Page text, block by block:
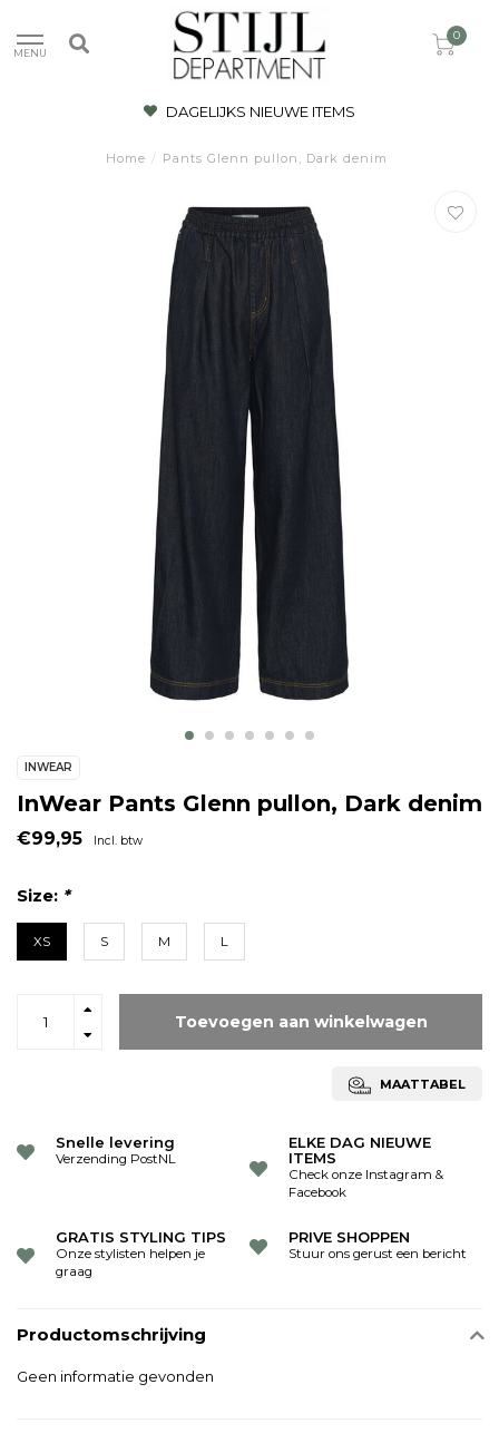
MENU
0
DAGELIJKS NIEUWE ITEMS
Home / Pants Glenn pullon, Dark denim
INWEAR
InWear Pants Glenn pullon, Dark denim
€99,95 Incl. btw
Size: *
XS S M L
Toevoegen aan winkelwagen
MAATTABEL
Snelle levering
Verzending PostNL
ELKE DAG NIEUWE
ITEMS
Check onze Instagram &
Facebook
GRATIS STYLING TIPS
Onze stylisten helpen je
graag
PRIVE SHOPPEN
Stuur ons gerust een bericht
Productomschrijving
Geen informatie gevonden